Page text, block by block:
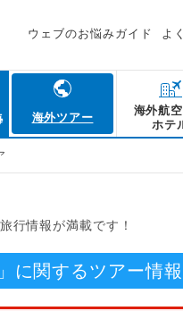
ウェブのお悩みガイド よ
海外ツアー
海外航空
ホテ
行情報が満載です！
に関するツアー情報